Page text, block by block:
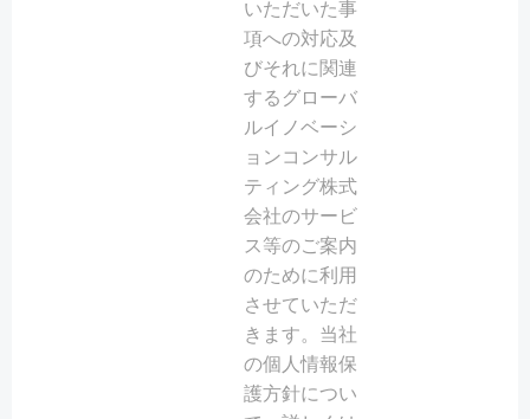
いただいた事
項への対応及
びそれに関連
するグローバ
ルイノベーシ
ョンコンサル
ティング株式
会社のサービ
ス等のご案内
のために利用
させていただ
きます。当社
の個人情報保
護方針につい